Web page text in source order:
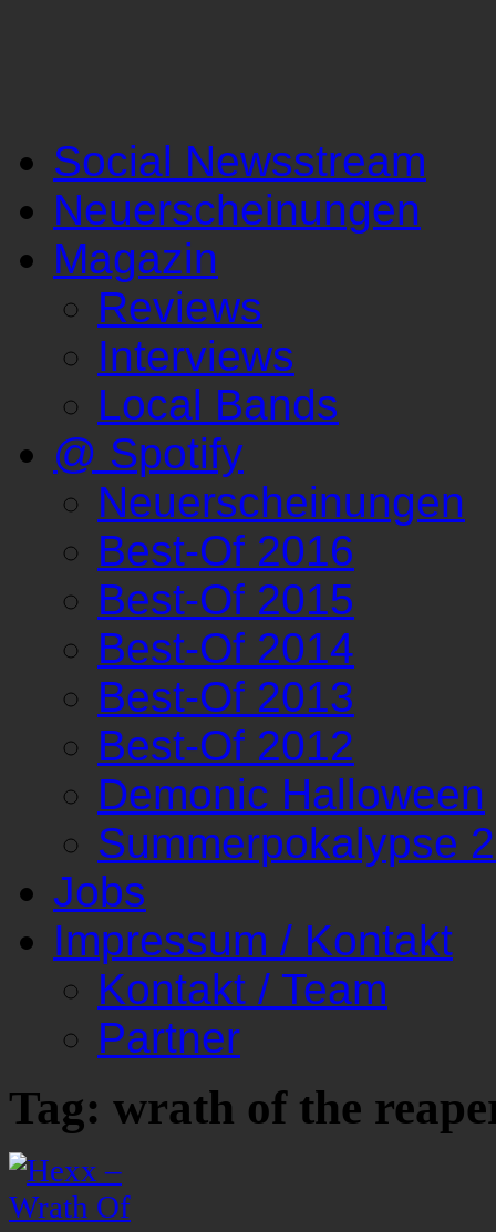
Social Newsstream
Neuerscheinungen
Magazin
Reviews
Interviews
Local Bands
@ Spotify
Neuerscheinungen
Best-Of 2016
Best-Of 2015
Best-Of 2014
Best-Of 2013
Best-Of 2012
Demonic Halloween
Summerpokalypse
Jobs
Impressum / Kontakt
Kontakt / Team
Partner
Tag: wrath of the